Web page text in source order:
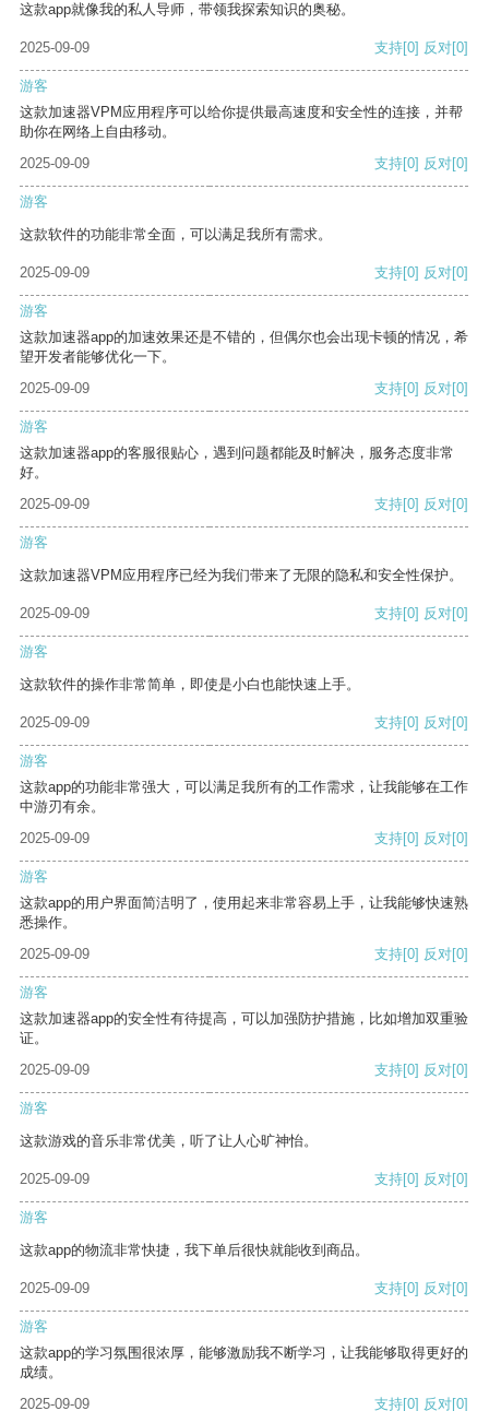
这款app就像我的私人导师，带领我探索知识的奥秘。
2025-09-09 支持[0] 反对[0]
游客
这款加速器VPM应用程序可以给你提供最高速度和安全性的连接，并帮
助你在网络上自由移动。
2025-09-09
支持[0] 反对[0]
游客
这款软件的功能非常全面，可以满足我所有需求。
2025-09-09 支持[0] 反对[0]
游客
这款加速器app的加速效果还是不错的，但偶尔也会出现卡顿的情况，希
望开发者能够优化一下。
2025-09-09
支持[0] 反对[0]
游客
这款加速器app的客服很贴心，遇到问题都能及时解决，服务态度非常
好。
2025-09-09
支持[0] 反对[0]
游客
这款加速器VPM应用程序已经为我们带来了无限的隐私和安全性保护。
2025-09-09 支持[0] 反对[0]
游客
这款软件的操作非常简单，即使是小白也能快速上手。
2025-09-09 支持[0] 反对[0]
游客
这款app的功能非常强大，可以满足我所有的工作需求，让我能够在工作
中游刃有余。
2025-09-09
支持[0] 反对[0]
游客
这款app的用户界面简洁明了，使用起来非常容易上手，让我能够快速熟
悉操作。
2025-09-09
支持[0] 反对[0]
游客
这款加速器app的安全性有待提高，可以加强防护措施，比如增加双重验
证。
2025-09-09
支持[0] 反对[0]
游客
这款游戏的音乐非常优美，听了让人心旷神怡。
2025-09-09 支持[0] 反对[0]
游客
这款app的物流非常快捷，我下单后很快就能收到商品。
2025-09-09 支持[0] 反对[0]
游客
这款app的学习氛围很浓厚，能够激励我不断学习，让我能够取得更好的
成绩。
2025-09-09
支持[0] 反对[0]